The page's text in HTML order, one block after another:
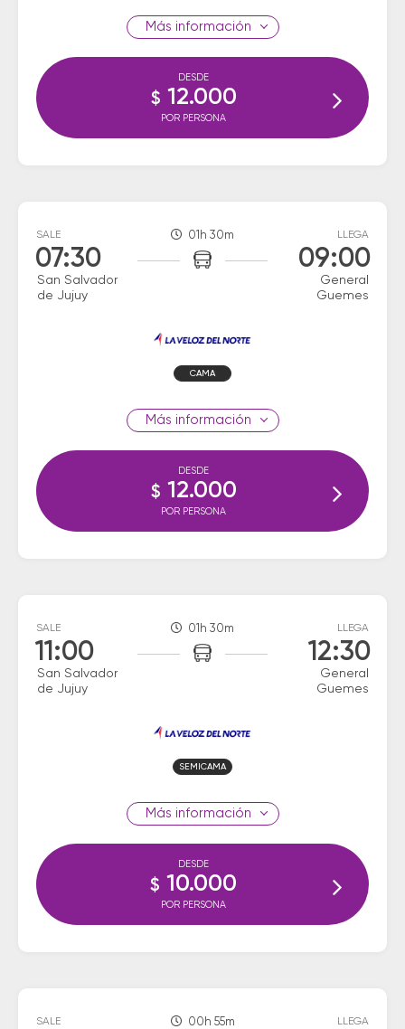
información
DESDE
$ 12.000
POR PERSONA
SALE
07:30
San Salvador
de Jujuy
01h 30m LLEGA
09:00
General
Guemes
CAMA
información
DESDE
$ 12.000
POR PERSONA
SALE
11:00
San Salvador
de Jujuy
01h 30m LLEGA
12:30
General
Guemes
SEMICAMA
información
DESDE
$ 10.000
POR PERSONA
SALE 00h 55m LLEGA